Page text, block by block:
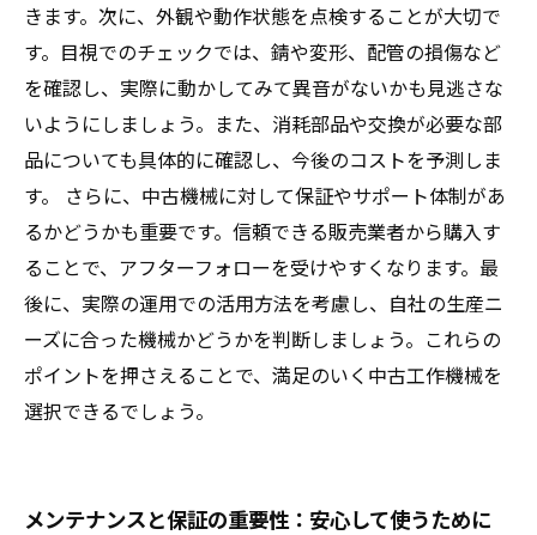
きます。次に、外観や動作状態を点検することが大切で
す。目視でのチェックでは、錆や変形、配管の損傷など
を確認し、実際に動かしてみて異音がないかも見逃さな
いようにしましょう。また、消耗部品や交換が必要な部
品についても具体的に確認し、今後のコストを予測しま
す。 さらに、中古機械に対して保証やサポート体制があ
るかどうかも重要です。信頼できる販売業者から購入す
ることで、アフターフォローを受けやすくなります。最
後に、実際の運用での活用方法を考慮し、自社の生産ニ
ーズに合った機械かどうかを判断しましょう。これらの
ポイントを押さえることで、満足のいく中古工作機械を
選択できるでしょう。
メンテナンスと保証の重要性：安心して使うために